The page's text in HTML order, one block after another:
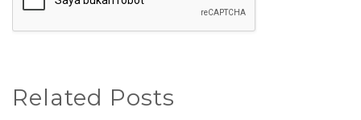
Related Posts